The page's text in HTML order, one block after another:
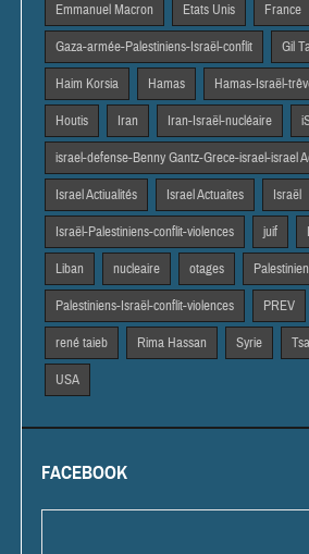
Emmanuel Macron Etats Unis France
Gaza-armée-Palestiniens-Israël-conflit Gil
Haim Korsia Hamas Hamas-Israël-
Houtis Iran Iran-Israël-nucléaire
israel-defense-Benny Gantz-Grece-israel-israel
Israel Actiualités Israel Actuaites Israël
Israël-Palestiniens-conflit-violences juif
Liban nucleaire otages
Palestiniens-Israël-conflit-violences PREV
rené taieb Rima Hassan Syrie
USA
FACEBOOK